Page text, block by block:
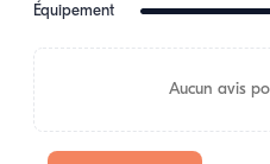
Équipement
Aucun avis